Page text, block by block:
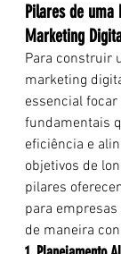
Pilares de
Marketing
Para construir
marketing
essencial
fundamentais
eficiência e
objetivos de
pilares
para
de maneira